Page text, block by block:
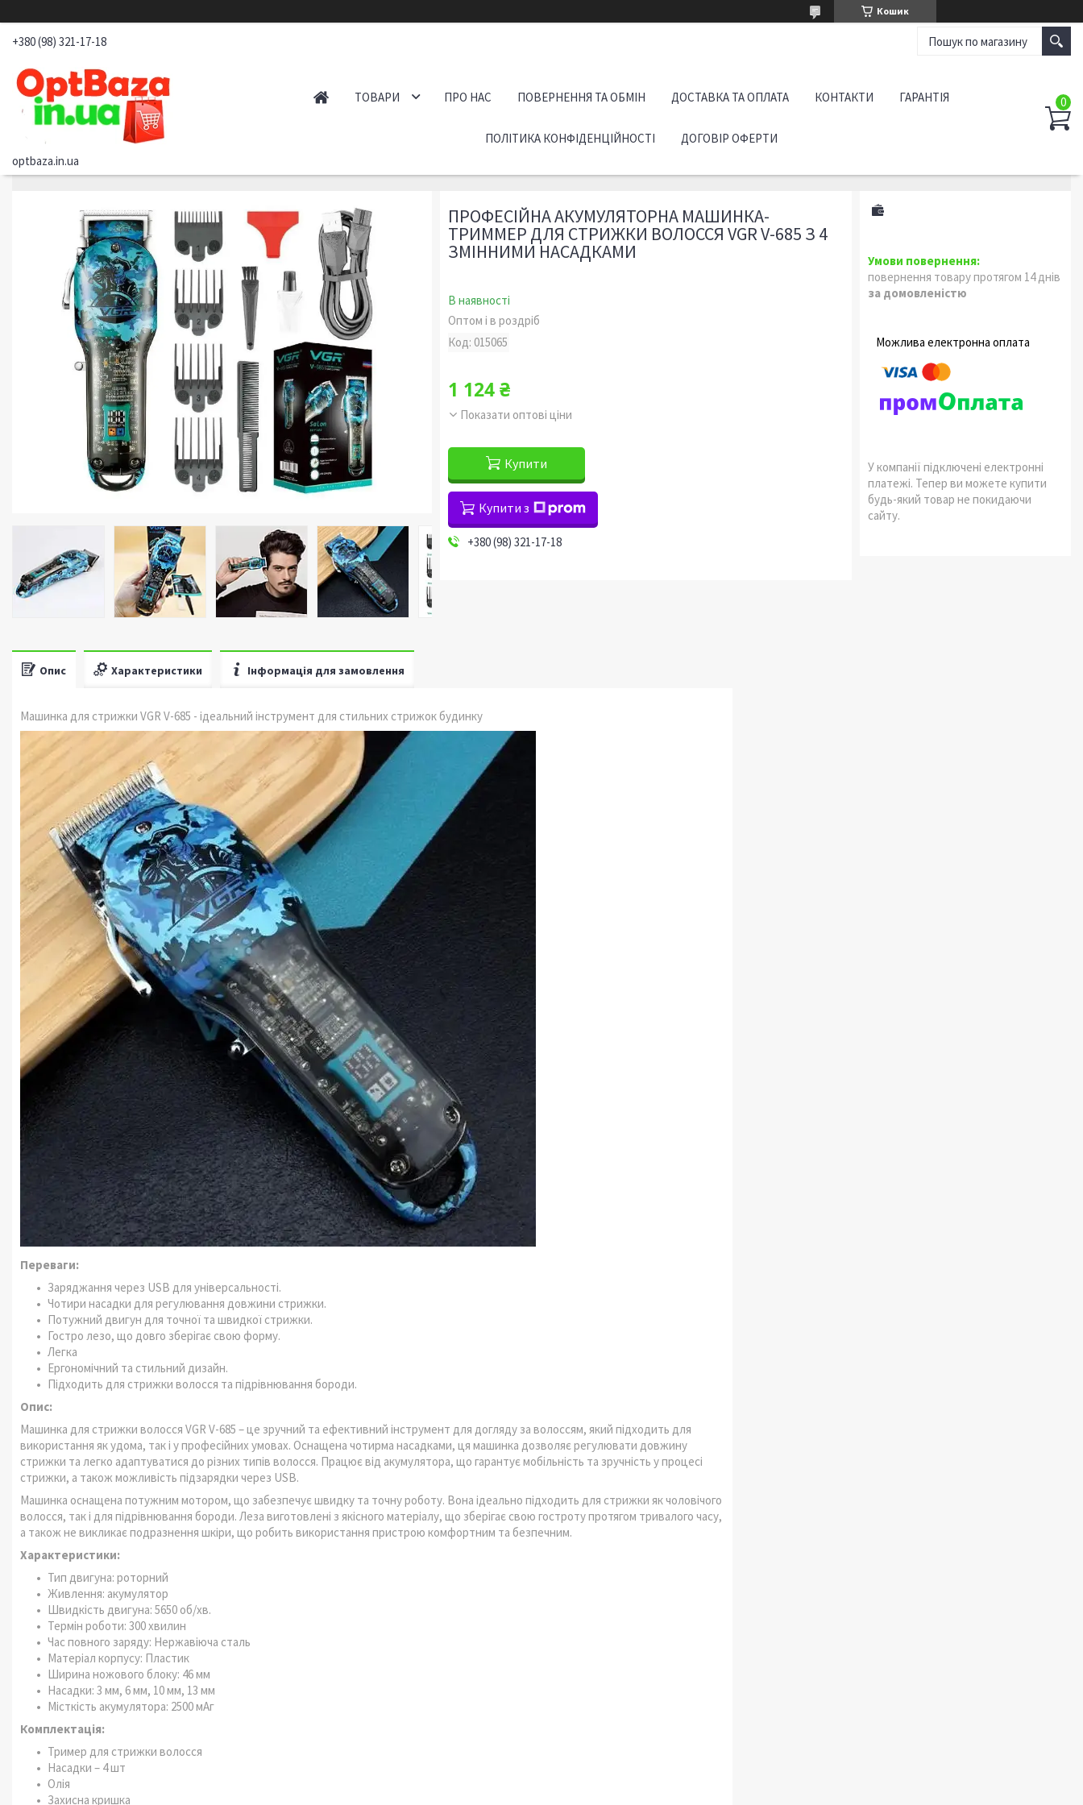
Кошик
+380 (98) 321-17-18
optbaza.in.ua
ТОВАРИ ПРО НАС ПОВЕРНЕННЯ ТА ОБМІН ДОСТАВКА ТА ОПЛАТА КОНТАКТИ ГАРАНТІЯ
ПОЛІТИКА КОНФІДЕНЦІЙНОСТІ ДОГОВІР ОФЕРТИ
ПРОФЕСІЙНА АКУМУЛЯТОРНА МАШИНКА-
ТРИММЕР ДЛЯ СТРИЖКИ ВОЛОССЯ VGR V-685 З 4
ЗМІННИМИ НАСАДКАМИ
В наявності
Оптом і в роздріб
Код: 015065
1 124 ₴
Показати оптові ціни
Купити
Купити з
+380 (98) 321-17-18
повернення товару протягом 14 днів
за домовленістю
У компанії підключені електронні
платежі. Тепер ви можете купити
будь-який товар не покидаючи
сайту.
Опис Характеристики Інформація для замовлення
Машинка для стрижки VGR V-685 - ідеальний інструмент для стильних стрижок будинку
Переваги:
Заряджання через USB для універсальності.
Чотири насадки для регулювання довжини стрижки.
Потужний двигун для точної та швидкої стрижки.
Гостро лезо, що довго зберігає свою форму.
Легка
Ергономічний та стильний дизайн.
Підходить для стрижки волосся та підрівнювання бороди.
Опис:
Машинка для стрижки волосся VGR V-685 – це зручний та ефективний інструмент для догляду за волоссям, який підходить для
використання як удома, так і у професійних умовах. Оснащена чотирма насадками, ця машинка дозволяє регулювати довжину
стрижки та легко адаптуватися до різних типів волосся. Працює від акумулятора, що гарантує мобільність та зручність у процесі
стрижки, а також можливість підзарядки через USB.
Машинка оснащена потужним мотором, що забезпечує швидку та точну роботу. Вона ідеально підходить для стрижки як чоловічого
волосся, так і для підрівнювання бороди. Леза виготовлені з якісного матеріалу, що зберігає свою гостроту протягом тривалого часу,
а також не викликає подразнення шкіри, що робить використання пристрою комфортним та безпечним.
Характеристики:
Тип двигуна: роторний
Живлення: акумулятор
Швидкість двигуна: 5650 об/хв.
Термін роботи: 300 хвилин
Час повного заряду: Нержавіюча сталь
Матеріал корпусу: Пластик
Ширина ножового блоку: 46 мм
Насадки: 3 мм, 6 мм, 10 мм, 13 мм
Місткість акумулятора: 2500 мАг
Комплектація:
Тример для стрижки волосся
Насадки – 4 шт
Олія
Захисна кришка